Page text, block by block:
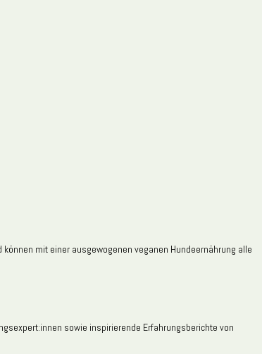
mit einer ausgewogenen veganen Hundeernährung alle
sowie inspirierende Erfahrungsberichte von